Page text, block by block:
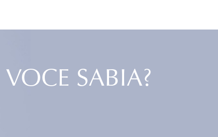
VOCE SABIA?